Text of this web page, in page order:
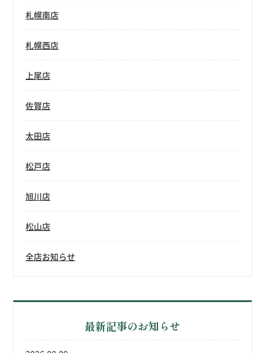
札幌南店
札幌西店
上尾店
佐賀店
太田店
松戸店
旭川店
松山店
全店お知らせ
最新記事のお知らせ